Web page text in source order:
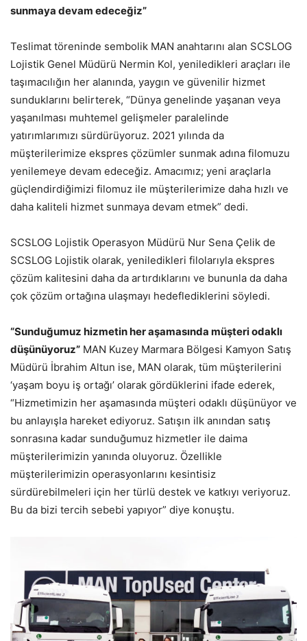
sunmaya devam edeceğiz”
Teslimat töreninde sembolik MAN anahtarını alan SCSLOG
Lojistik Genel Müdürü Nermin Kol, yeniledikleri araçları ile
taşımacılığın her alanında, yaygın ve güvenilir hizmet
sunduklarını belirterek, “Dünya genelinde yaşanan veya
yaşanılması muhtemel gelişmeler paralelinde
yatırımlarımızı sürdürüyoruz. 2021 yılında da
müşterilerimize ekspres çözümler sunmak adına filomuzu
yenilemeye devam edeceğiz. Amacımız; yeni araçlarla
güçlendirdiğimizi filomuz ile müşterilerimize daha hızlı ve
daha kaliteli hizmet sunmaya devam etmek” dedi.
SCSLOG Lojistik Operasyon Müdürü Nur Sena Çelik de
SCSLOG Lojistik olarak, yeniledikleri filolarıyla ekspres
çözüm kalitesini daha da artırdıklarını ve bununla da daha
çok çözüm ortağına ulaşmayı hedeflediklerini söyledi.
“Sunduğumuz hizmetin her aşamasında müşteri odaklı
düşünüyoruz” MAN Kuzey Marmara Bölgesi Kamyon Satış
Müdürü İbrahim Altun ise, MAN olarak, tüm müşterilerini
‘yaşam boyu iş ortağı’ olarak gördüklerini ifade ederek,
“Hizmetimizin her aşamasında müşteri odaklı düşünüyor ve
bu anlayışla hareket ediyoruz. Satışın ilk anından satış
sonrasına kadar sunduğumuz hizmetler ile daima
müşterilerimizin yanında oluyoruz. Özellikle
müşterilerimizin operasyonlarını kesintisiz
sürdürebilmeleri için her türlü destek ve katkıyı veriyoruz.
Bu da bizi tercih sebebi yapıyor” diye konuştu.